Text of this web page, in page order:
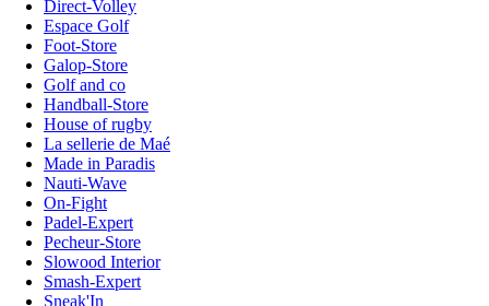
Direct-Volley
Espace Golf
Foot-Store
Galop-Store
Golf and co
Handball-Store
House of rugby
La sellerie de Maé
Made in Paradis
Nauti-Wave
On-Fight
Padel-Expert
Pecheur-Store
Slowood Interior
Smash-Expert
Sneak'In